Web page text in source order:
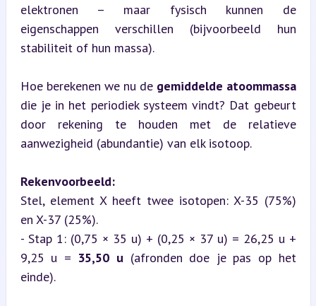
elektronen – maar fysisch kunnen de
eigenschappen verschillen (bijvoorbeeld hun
stabiliteit of hun massa).
Hoe berekenen we nu de gemiddelde atoommassa
die je in het periodiek systeem vindt? Dat gebeurt
door rekening te houden met de relatieve
aanwezigheid (abundantie) van elk isotoop.
Rekenvoorbeeld:
Stel, element X heeft twee isotopen: X-35 (75%)
en X-37 (25%).
- Stap 1: (0,75 × 35 u) + (0,25 × 37 u) = 26,25 u +
9,25 u = 35,50 u (afronden doe je pas op het
einde).